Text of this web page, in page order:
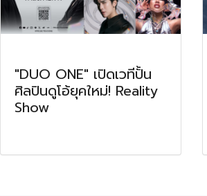
"DUO ONE" เปิดเวทีปั้น
ศิลปินดูโอ้ยุคใหม่! Reality
Show